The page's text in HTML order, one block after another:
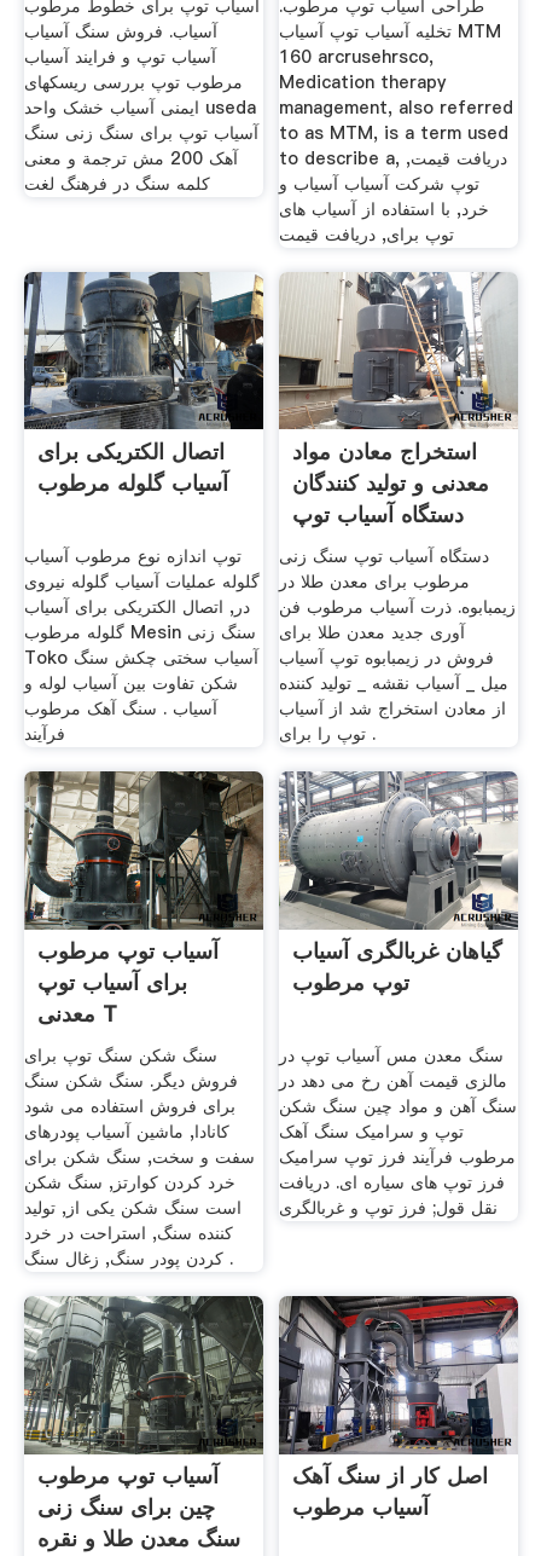
آسیاب توپ برای خطوط مرطوب
آسیاب. فروش سنگ آسیاب
آسیاب توپ و فرایند آسیاب
مرطوب توپ بررسی ریسکهای
ایمنی آسیاب خشک واحد useda
آسیاب توپ برای سنگ زنی سنگ
آهک 200 مش ترجمة و معنی
کلمه سنگ در فرهنگ لغت
طراحی آسیاب توپ مرطوب.
تخلیه آسیاب توپ آسیاب MTM
160 arcrusehrsco,
Medication therapy
management, also referred
to as MTM, is a term used
to describe a, دریافت قیمت,
توپ شرکت آسیاب آسیاب و
خرد, با استفاده از آسیاب های
توپ برای, دریافت قیمت
اتصال الکتریکی برای
آسیاب گلوله مرطوب
توپ اندازه نوع مرطوب آسیاب
گلوله عملیات آسیاب گلوله نیروی
در, اتصال الکتریکی برای آسیاب
گلوله مرطوب Mesin سنگ زنی
Toko آسیاب سختی چکش سنگ
شکن تفاوت بین آسیاب لوله و
آسیاب . سنگ آهک مرطوب
فرآیند
استخراج معادن مواد
معدنی و تولید کنندگان
دستگاه آسیاب توپ
دستگاه آسیاب توپ سنگ زنی
مرطوب برای معدن طلا در
زیمبابوه. ذرت آسیاب مرطوب فن
آوری جدید معدن طلا برای
فروش در زیمبابوه توپ آسیاب
میل _ آسیاب نقشه _ تولید کننده
از معادن استخراج شد از آسیاب
توپ را برای .
آسیاب توپ مرطوب
برای آسیاب توپ
معدنی T
سنگ شکن سنگ توپ برای
فروش دیگر. سنگ شکن سنگ
برای فروش استفاده می شود
کانادا, ماشین آسیاب پودرهای
سفت و سخت, سنگ شکن برای
خرد کردن کوارتز, سنگ شکن
است سنگ شکن یکی از, تولید
کننده سنگ, استراحت در خرد
کردن پودر سنگ, زغال سنگ .
گیاهان غربالگری آسیاب
توپ مرطوب
سنگ معدن مس آسیاب توپ در
مالزی قیمت آهن رخ می دهد در
سنگ آهن و مواد چین سنگ شکن
توپ و سرامیک سنگ آهک
مرطوب فرآیند فرز توپ سرامیک
فرز توپ های سیاره ای. دریافت
نقل قول; فرز توپ و غربالگری
آسیاب توپ مرطوب
چین برای سنگ زنی
سنگ معدن طلا و نقره
اصل کار از سنگ آهک
آسیاب مرطوب